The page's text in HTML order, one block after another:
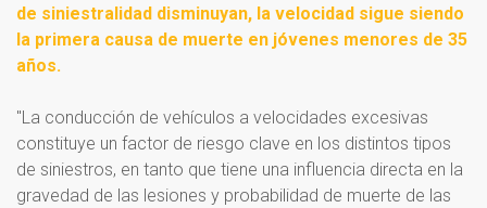
de siniestralidad disminuyan, la velocidad sigue siendo
la primera causa de muerte en jóvenes menores de 35
años.
"La conducción de vehículos a velocidades excesivas
constituye un factor de riesgo clave en los distintos tipos
de siniestros, en tanto que tiene una influencia directa en la
gravedad de las lesiones y probabilidad de muerte de las